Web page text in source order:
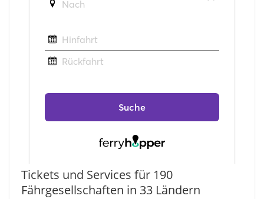
Tickets und Services für 190
Fährgesellschaften in 33 Ländern